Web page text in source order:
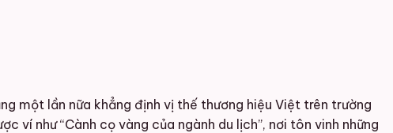
một lần nữa khẳng định vị thế thương hiệu Việt trên trường
như “Cành cọ vàng của ngành du lịch”, nơi tôn vinh những